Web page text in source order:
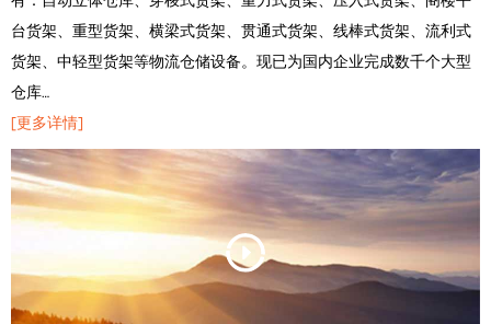
台货架、重型货架、横梁式货架、贯通式货架、线棒式货架、流利式
货架、中轻型货架等物流仓储设备。现已为国内企业完成数千个大型
仓库…
[更多详情]